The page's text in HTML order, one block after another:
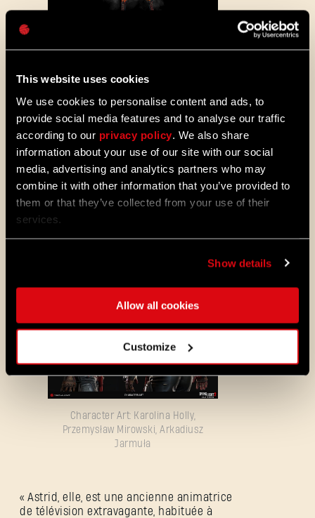
This website uses cookies
We use cookies to personalise content and ads, to
provide social media features and to analyse our traffic
according to our privacy policy . We also share
information about your use of our site with our social
media, advertising and analytics partners who may
combine it with other information that you’ve provided to
them or that they’ve collected from your use of their
services.
Show details
Allow all cookies
Customize
Concept art: Rafał Rybak
Character Art: Karolina Holly,
Przemysław Mirowski, Arkadiusz
Jarmuła
« Astrid, elle, est une ancienne animatrice
de télévision extravagante, habituée à
Mot de passe oublié ?